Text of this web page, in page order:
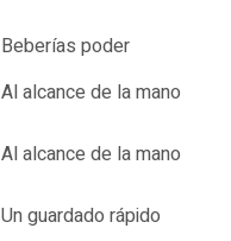
Beberías poder
Al alcance de la mano
Al alcance de la mano
Un guardado rápido